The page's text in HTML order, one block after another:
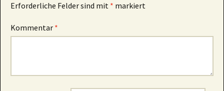
Erforderliche Felder sind mit * markiert
Kommentar *